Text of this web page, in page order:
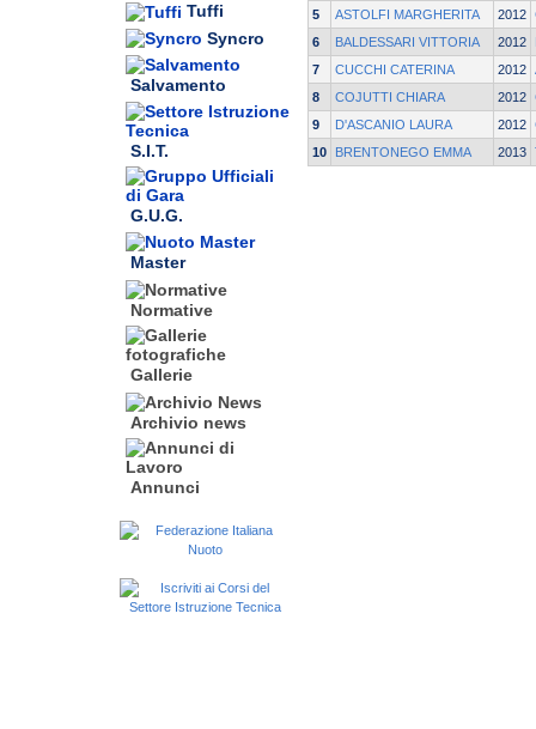
Tuffi
Syncro
Salvamento
S.I.T.
G.U.G.
Master
Normative
Gallerie
Archivio news
Annunci
5
ASTOLFI MARGHERITA 2012
6
BALDESSARI VITTORIA 2012
7
CUCCHI CATERINA 2012
8
COJUTTI CHIARA 2012
9
D'ASCANIO LAURA 2012
10
BRENTONEGO EMMA 2013